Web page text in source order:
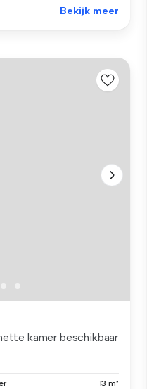
Bekijk meer
kamer beschikbaar
13 m²